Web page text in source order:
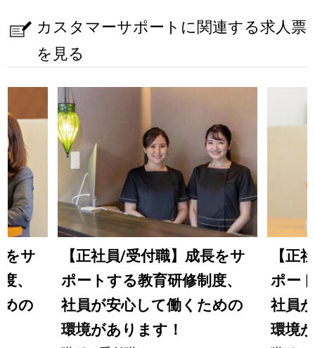
カスタマーサポートに関連する求人票
を見る
をサ
、
の
【正社員/受付職】成長をサ
ポートする教育研修制度、
社員が安心して働くための
環境があります！
【正
ポー
社員
環境